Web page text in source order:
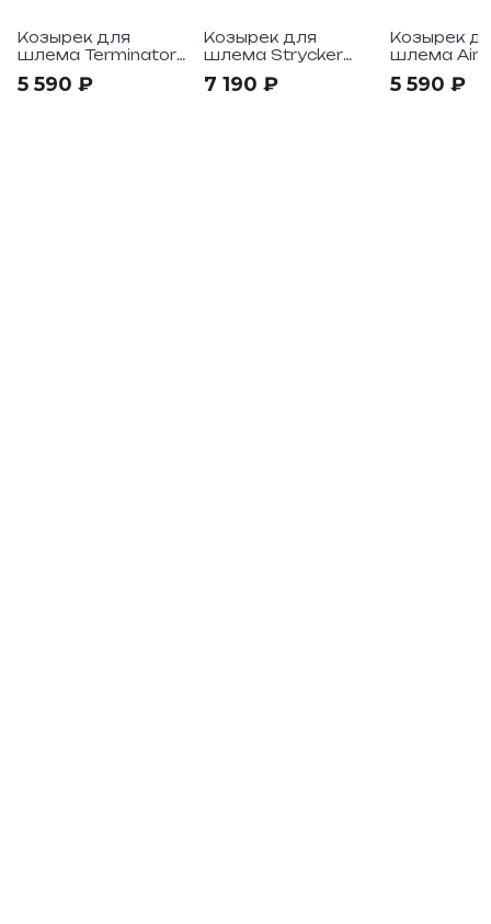
Козырек для
шлема Terminator
CARNAGE YELLOW
5 590 ₽
Козырек для
шлема Strycker
7 190 ₽
Козырек
шлема
5 590 ₽